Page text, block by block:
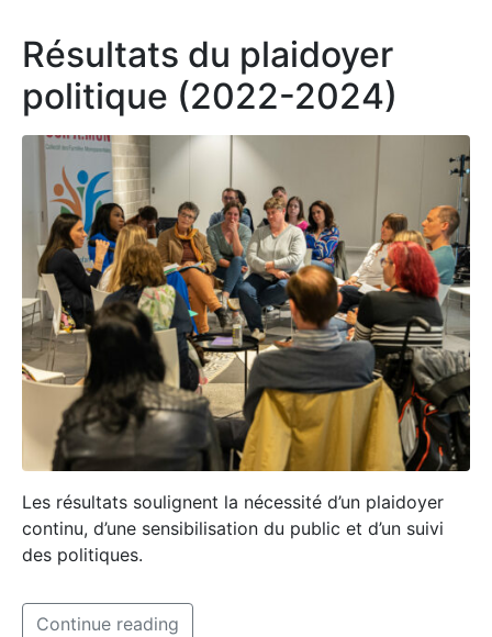
Résultats du plaidoyer
politique (2022-2024)
Les résultats soulignent la nécessité d’un plaidoyer
continu, d’une sensibilisation du public et d’un suivi
des politiques.
Continue reading